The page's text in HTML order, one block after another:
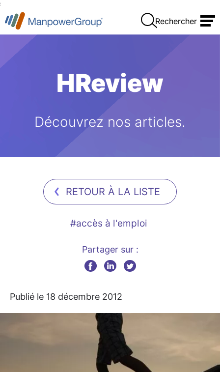
:
Rechercher
HReview
Découvrez nos articles.
RETOUR À LA LISTE
#accès à l'emploi
Partager sur :
Publié le 18 décembre 2012